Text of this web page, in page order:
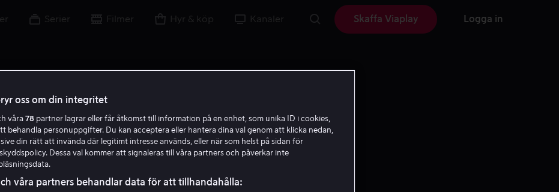
Serier Filmer Hyr & köp Kanaler Skaffa Viaplay Logga in
oss om din integritet
våra 78 partner lagrar eller får åtkomst till information på en enhet, som unika ID i cookies,
behandla personuppgifter. Du kan acceptera eller hantera dina val genom att klicka nedan,
din rätt att invända där legitimt intresse används, eller när som helst på sidan för
Dessa val kommer att signaleras till våra partners och påverkar inte
våra partners behandlar data för att tillhandahålla: